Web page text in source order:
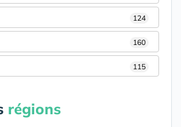
124
160
115
régions